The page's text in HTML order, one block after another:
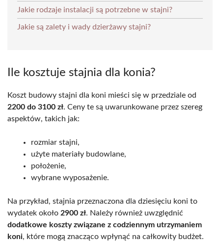
Jakie rodzaje instalacji są potrzebne w stajni?
Jakie są zalety i wady dzierżawy stajni?
Ile kosztuje stajnia dla konia?
Koszt budowy stajni dla koni mieści się w przedziale od
2200 do 3100 zł. Ceny te są uwarunkowane przez szereg
aspektów, takich jak:
rozmiar stajni,
użyte materiały budowlane,
położenie,
wybrane wyposażenie.
Na przykład, stajnia przeznaczona dla dziesięciu koni to
wydatek około 2900 zł. Należy również uwzględnić
dodatkowe koszty związane z codziennym utrzymaniem
koni, które mogą znacząco wpłynąć na całkowity budżet.